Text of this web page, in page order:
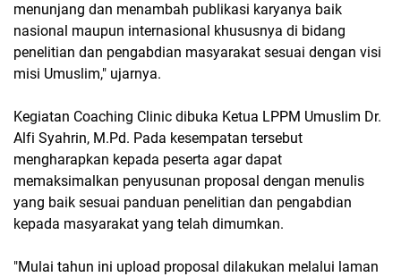
menunjang dan menambah publikasi karyanya baik
nasional maupun internasional khususnya di bidang
penelitian dan pengabdian masyarakat sesuai dengan visi
misi Umuslim," ujarnya.
Kegiatan Coaching Clinic dibuka Ketua LPPM Umuslim Dr.
Alfi Syahrin, M.Pd. Pada kesempatan tersebut
mengharapkan kepada peserta agar dapat
memaksimalkan penyusunan proposal dengan menulis
yang baik sesuai panduan penelitian dan pengabdian
kepada masyarakat yang telah dimumkan.
"Mulai tahun ini upload proposal dilakukan melalui laman